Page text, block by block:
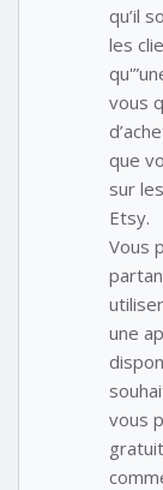
qu’il
les
vous
que
sur
Etsy.
Vous
une
vous